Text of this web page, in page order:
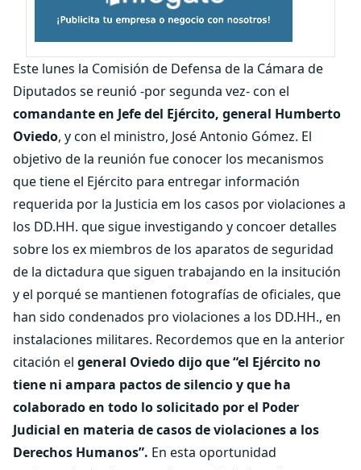
Este lunes la Comisión de Defensa de la Cámara de
Diputados se reunió -por segunda vez- con el
comandante en Jefe del Ejército, general Humberto
Oviedo, y con el ministro, José Antonio Gómez. El
objetivo de la reunión fue conocer los mecanismos
que tiene el Ejército para entregar información
requerida por la Justicia em los casos por violaciones a
los DD.HH. que sigue investigando y concoer detalles
sobre los ex miembros de los aparatos de seguridad
de la dictadura que siguen trabajando en la insitución
y el porqué se mantienen fotografías de oficiales, que
han sido condenados pro violaciones a los DD.HH., en
instalaciones militares. Recordemos que en la anterior
citación el general Oviedo dijo que “el Ejército no
tiene ni ampara pactos de silencio y que ha
colaborado en todo lo solicitado por el Poder
Judicial en materia de casos de violaciones a los
Derechos Humanos”. En esta oportunidad